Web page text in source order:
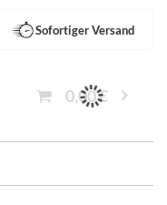
Sofortiger Versand
0,00 €